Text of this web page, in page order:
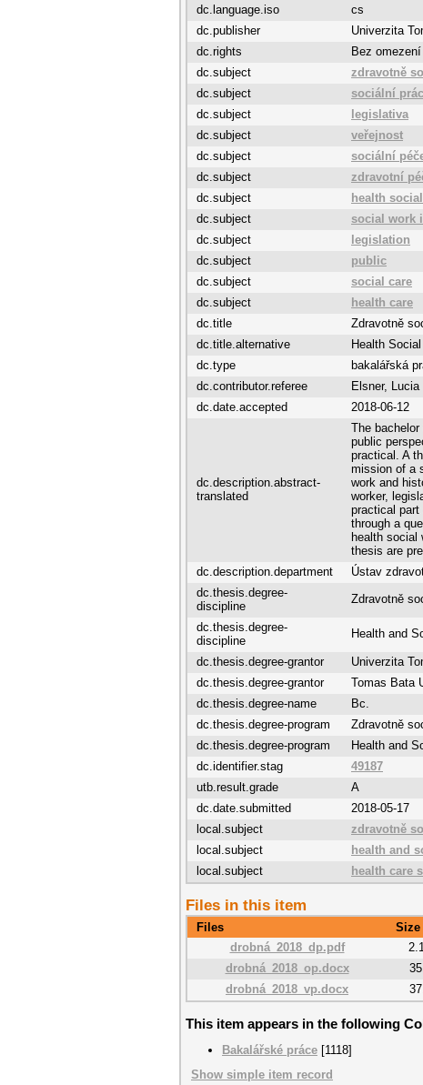
dc.language.iso
cs
dc.publisher
Univerzita
dc.rights
Bez omezení
dc.subject
zdravotně
dc.subject
sociální
dc.subject
legislativa
dc.subject
veřejnost
dc.subject
sociální
dc.subject
zdravotní
dc.subject
health
dc.subject
social work
dc.subject
legislation
dc.subject
public
dc.subject
social care
dc.subject
health care
dc.title
Zdravotně
dc.title.alternative
Health
dc.type
bakalářská
dc.contributor.referee
Elsner, Lucia
dc.date.accepted
2018-06-12
dc.description.abstract-
translated
The
public
practical. A
mission of a
work and
worker,
practical part
through a
health social
thesis are
dc.description.department
Ústav
dc.thesis.degree-
discipline
Zdravotně
dc.thesis.degree-
discipline
Health and
dc.thesis.degree-grantor Univerzita
dc.thesis.degree-grantor
Tomas Bata
dc.thesis.degree-name
Bc.
dc.thesis.degree-program
Zdravotně
dc.thesis.degree-program
Health and
dc.identifier.stag
49187
utb.result.grade
A
dc.date.submitted
2018-05-17
local.subject
zdravotně
local.subject
health and
local.subject
health care
Files in this item
Files Size
drobná_2018_dp.pdf
drobná_2018_op.docx
drobná_2018_vp.docx
This item appears in the following
Bakalářské práce [1118]
Show simple item record